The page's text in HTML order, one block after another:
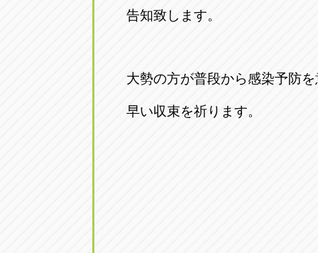
告知致します。
大勢の方が普段から感染予防
早い収束を祈ります。